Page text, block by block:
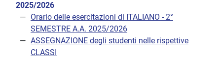
2025/2026
Orario delle esercitazioni di ITALIANO - 2°
SEMESTRE A.A. 2025/2026
ASSEGNAZIONE degli studenti nelle rispettive
CLASSI